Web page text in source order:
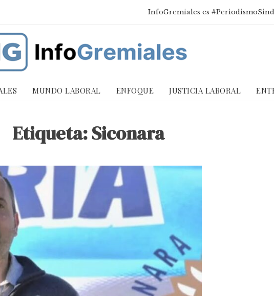
InfoGremiales es
MUNDO LABORAL ENFOQUE JUSTICIA LABORAL
Etiqueta:Siconara